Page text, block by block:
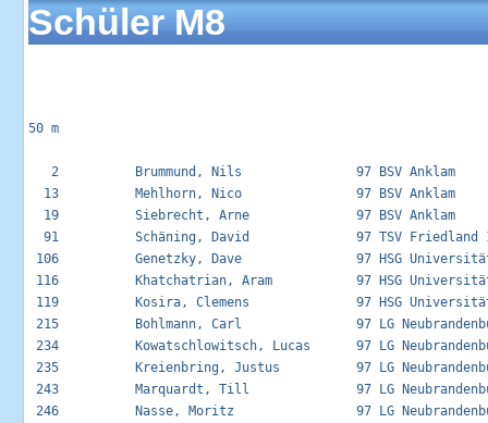
Schüler M8
50 m
2          Brummund, Nils
13          Mehlhorn, Nico
19          Siebrecht, Arne
91          Schäning, David              97 TSV
106          Genetzky, Dave               97 HSG
116          Khatchatrian, Aram           97 HSG
119          Kosira, Clemens              97 HSG
215          Bohlmann, Carl               97 LG
234          Kowatschlowitsch, Lucas      97 LG
235          Kreienbring, Justus          97 LG
243          Marquardt, Till              97 LG
246          Nasse, Moritz                97 LG